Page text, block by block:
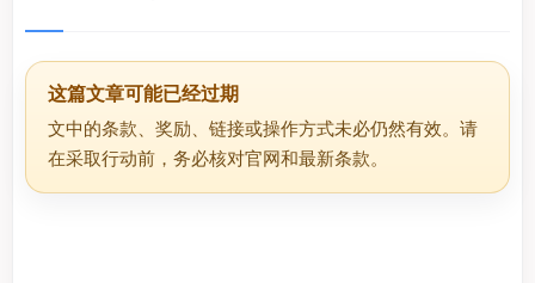
这篇文章可能已经过期
文中的条款、奖励、链接或操作方式未必仍然有效。请
在采取行动前，务必核对官网和最新条款。